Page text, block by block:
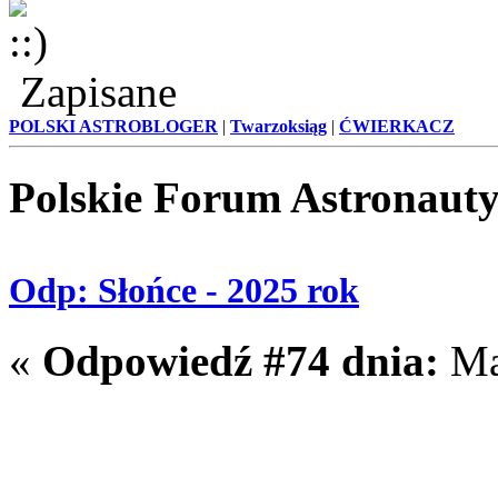
Zapisane
POLSKI ASTROBLOGER | Twarzoksiąg | ĆWIERKACZ
Polskie Forum
Odp: Słońce - 2025 rok
« Odpowiedź #74 dnia: